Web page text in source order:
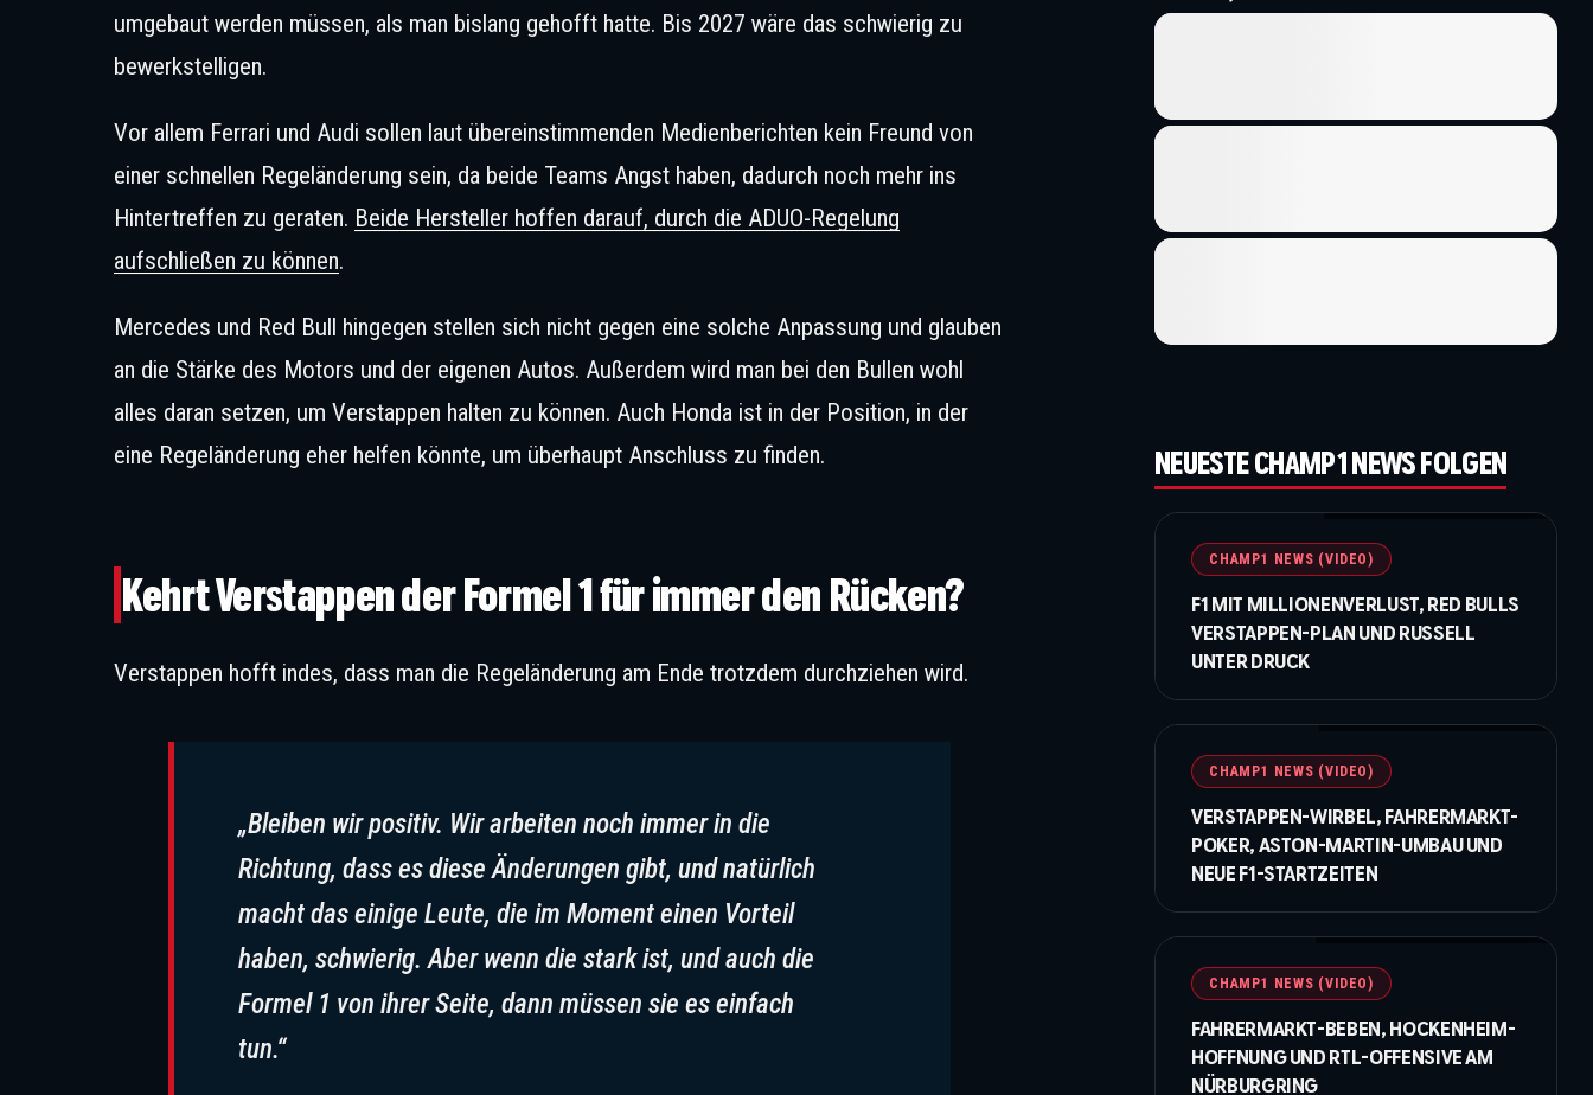
umgebaut werden müssen, als man bislang gehofft hatte. Bis 2027 wäre das schwierig zu
bewerkstelligen.
Vor allem Ferrari und Audi sollen laut übereinstimmenden Medienberichten kein Freund von
einer schnellen Regeländerung sein, da beide Teams Angst haben, dadurch noch mehr ins
Hintertreffen zu geraten. Beide Hersteller hoffen darauf, durch die ADUO-Regelung
aufschließen zu können.
Mercedes und Red Bull hingegen stellen sich nicht gegen eine solche Anpassung und glauben
an die Stärke des Motors und der eigenen Autos. Außerdem wird man bei den Bullen wohl
alles daran setzen, um Verstappen halten zu können. Auch Honda ist in der Position, in der
eine Regeländerung eher helfen könnte, um überhaupt Anschluss zu finden.
Kehrt Verstappen der Formel 1 für immer den Rücken?
Verstappen hofft indes, dass man die Regeländerung am Ende trotzdem durchziehen wird.
„Bleiben wir positiv. Wir arbeiten noch immer in die
Richtung, dass es diese Änderungen gibt, und natürlich
macht das einige Leute, die im Moment einen Vorteil
haben, schwierig. Aber wenn die stark ist, und auch die
Formel 1 von ihrer Seite, dann müssen sie es einfach
tun.“
NEUESTE CHAMP1 NEWS FOLGEN
CHAMP1 NEWS (VIDEO)
F1 MIT MILLIONENVERLUST, RED BULLS
VERSTAPPEN-PLAN UND RUSSELL
UNTER DRUCK
CHAMP1 NEWS (VIDEO)
VERSTAPPEN-WIRBEL, FAHRERMARKT-
POKER, ASTON-MARTIN-UMBAU UND
NEUE F1-STARTZEITEN
CHAMP1 NEWS (VIDEO)
FAHRERMARKT-BEBEN, HOCKENHEIM-
HOFFNUNG UND RTL-OFFENSIVE AM
NÜRBURGRING